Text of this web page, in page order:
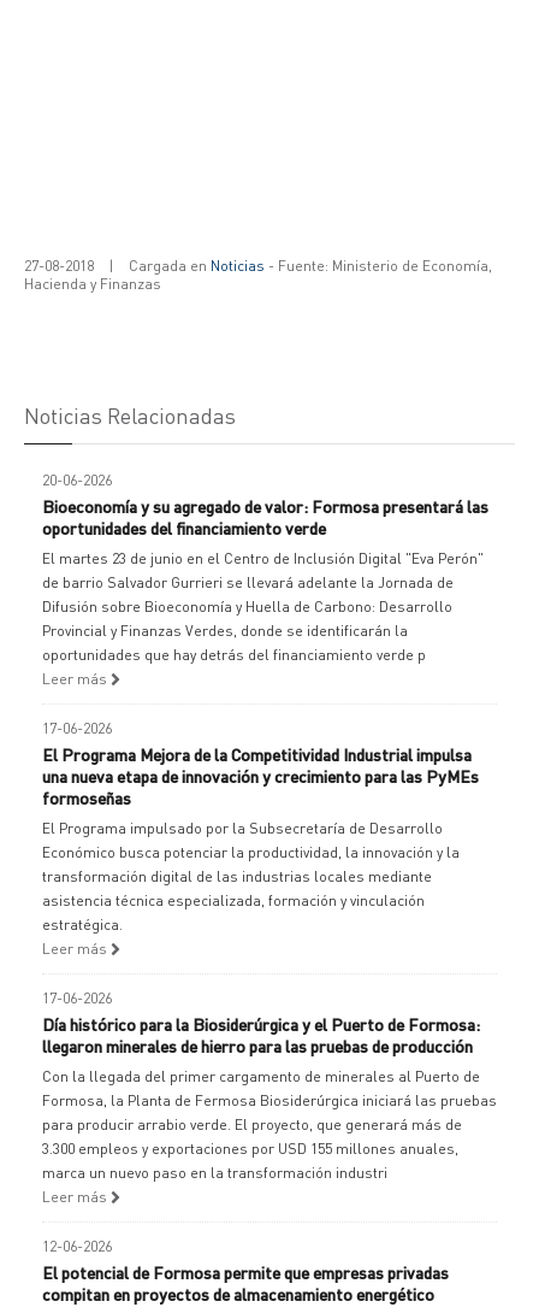
27-08-2018 | Cargada en Noticias - Fuente: Ministerio de Economía,
Hacienda y Finanzas
Noticias Relacionadas
20-06-2026
Bioeconomía y su agregado de valor: Formosa presentará las
oportunidades del financiamiento verde
El martes 23 de junio en el Centro de Inclusión Digital "Eva Perón"
de barrio Salvador Gurrieri se llevará adelante la Jornada de
Difusión sobre Bioeconomía y Huella de Carbono: Desarrollo
Provincial y Finanzas Verdes, donde se identificarán la
oportunidades que hay detrás del financiamiento verde p
Leer más
17-06-2026
El Programa Mejora de la Competitividad Industrial impulsa
una nueva etapa de innovación y crecimiento para las PyMEs
formoseñas
El Programa impulsado por la Subsecretaría de Desarrollo
Económico busca potenciar la productividad, la innovación y la
transformación digital de las industrias locales mediante
asistencia técnica especializada, formación y vinculación
estratégica.
Leer más
17-06-2026
Día histórico para la Biosiderúrgica y el Puerto de Formosa:
llegaron minerales de hierro para las pruebas de producción
Con la llegada del primer cargamento de minerales al Puerto de
Formosa, la Planta de Fermosa Biosiderúrgica iniciará las pruebas
para producir arrabio verde. El proyecto, que generará más de
3.300 empleos y exportaciones por USD 155 millones anuales,
marca un nuevo paso en la transformación industri
Leer más
12-06-2026
El potencial de Formosa permite que empresas privadas
compitan en proyectos de almacenamiento energético